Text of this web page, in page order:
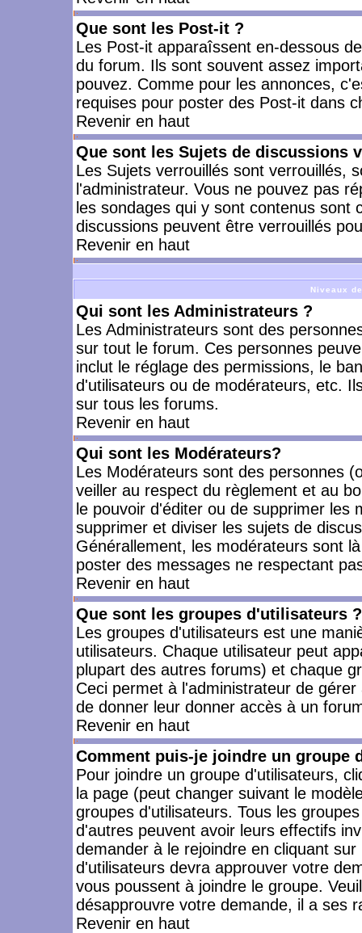
Que sont les Post-it ?
Les Post-it apparaîssent en-dessous
du forum. Ils sont souvent assez
pouvez. Comme pour les annonces,
requises pour poster des Post-it dans
Revenir en haut
Que sont les Sujets de discussions
Les Sujets verrouillés sont verrouillés,
l'administrateur. Vous ne pouvez pas
les sondages qui y sont contenus
discussions peuvent être verrouillés
Revenir en haut
Niveaux
Qui sont les Administrateurs ?
Les Administrateurs sont des
sur tout le forum. Ces personnes
inclut le réglage des permissions, le
d'utilisateurs ou de modérateurs, etc.
sur tous les forums.
Revenir en haut
Qui sont les Modérateurs?
Les Modérateurs sont des personnes
veiller au respect du règlement et au
le pouvoir d'éditer ou de supprimer les
supprimer et diviser les sujets de
Générallement, les modérateurs sont
poster des messages ne respectant
Revenir en haut
Que sont les groupes d'utilisateurs ?
Les groupes d'utilisateurs est une
utilisateurs. Chaque utilisateur peut
plupart des autres forums) et chaque
Ceci permet à l'administrateur de
de donner leur donner accès à un
Revenir en haut
Comment puis-je joindre un groupe
Pour joindre un groupe d'utilisateurs,
la page (peut changer suivant le
groupes d'utilisateurs. Tous les
d'autres peuvent avoir leurs effectifs
demander à le rejoindre en cliquant
d'utilisateurs devra approuver votre
vous poussent à joindre le groupe.
désapprouvre votre demande, il a ses
Revenir en haut